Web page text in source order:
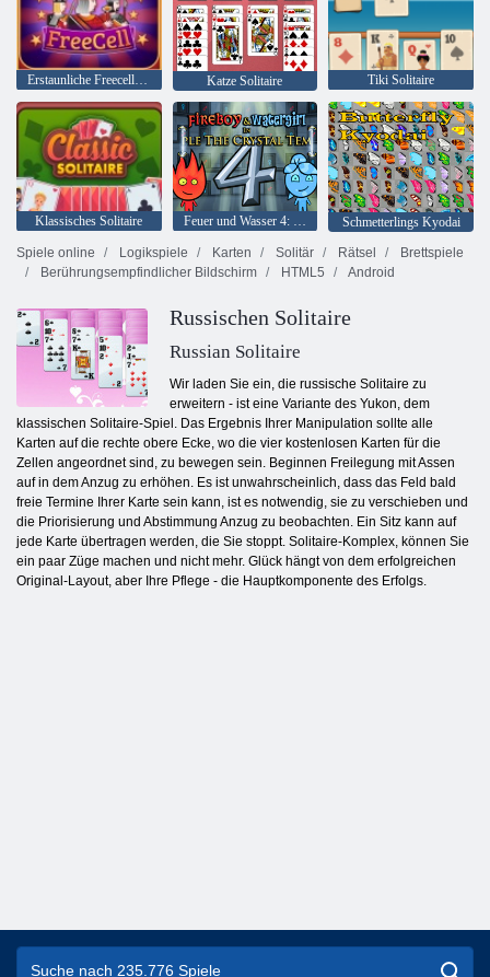
Erstaunliche Freecell Solitaire Katze Solitaire Tiki Solitaire
Klassisches Solitaire Feuer und Wasser 4: Kristalltempel
Schmetterlings Kyodai
Spiele online
Logikspiele Karten Solitär Rätsel
Brettspiele
Berührungsempfindlicher Bildschirm
HTML5 Android
Russischen Solitaire
Russian Solitaire
Wir laden Sie ein, die russische Solitaire zu
erweitern - ist eine Variante des Yukon, dem
klassischen Solitaire-Spiel. Das Ergebnis Ihrer Manipulation sollte alle
Karten auf die rechte obere Ecke, wo die vier kostenlosen Karten für die
Zellen angeordnet sind, zu bewegen sein. Beginnen Freilegung mit Assen
auf in dem Anzug zu erhöhen. Es ist unwahrscheinlich, dass das Feld bald
freie Termine Ihrer Karte sein kann, ist es notwendig, sie zu verschieben und
die Priorisierung und Abstimmung Anzug zu beobachten. Ein Sitz kann auf
jede Karte übertragen werden, die Sie stoppt. Solitaire-Komplex, können Sie
ein paar Züge machen und nicht mehr. Glück hängt von dem erfolgreichen
Original-Layout, aber Ihre Pflege - die Hauptkomponente des Erfolgs.